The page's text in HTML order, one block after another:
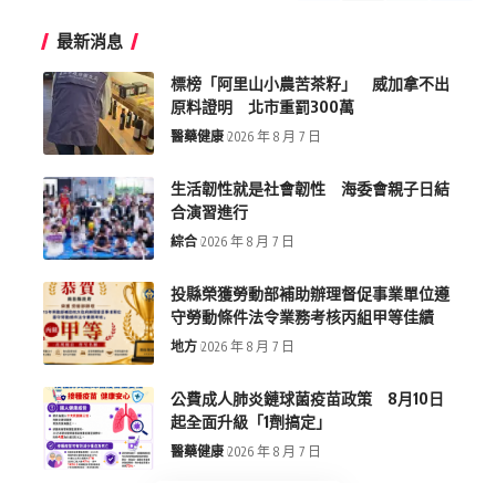
最新消息
標榜「阿里山小農苦茶籽」 威加拿不出
原料證明 北市重罰300萬
醫藥健康 2026 年 8 月 7 日
生活韌性就是社會韌性 海委會親子日結
合演習進行
綜合 2026 年 8 月 7 日
投縣榮獲勞動部補助辦理督促事業單位遵
守勞動條件法令業務考核丙組甲等佳績
地方 2026 年 8 月 7 日
公費成人肺炎鏈球菌疫苗政策 8月10日
起全面升級「1劑搞定」
醫藥健康 2026 年 8 月 7 日